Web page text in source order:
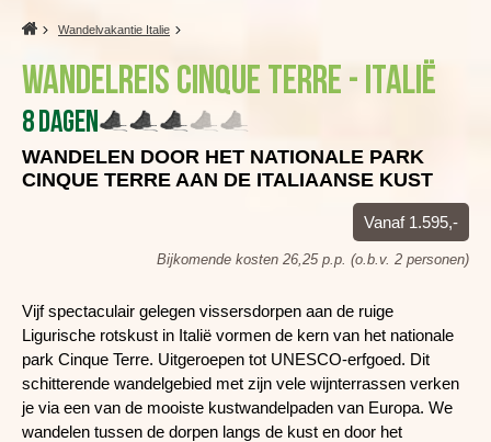
Home Wandelvakantie Italie
Wandelreis Cinque Terre - Italië
8 dagen
WANDELEN DOOR HET NATIONALE PARK
CINQUE TERRE AAN DE ITALIAANSE KUST
Vanaf 1.595,-
Bijkomende kosten 26,25 p.p. (o.b.v. 2 personen)
Vijf spectaculair gelegen vissersdorpen aan de ruige
Ligurische rotskust in Italië vormen de kern van het nationale
park Cinque Terre. Uitgeroepen tot UNESCO-erfgoed. Dit
schitterende wandelgebied met zijn vele wijnterrassen verken
je via een van de mooiste kustwandelpaden van Europa. We
wandelen tussen de dorpen langs de kust en door het